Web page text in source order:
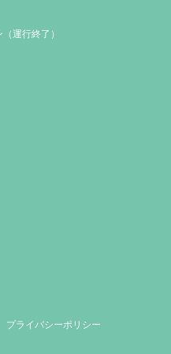
運行終了）
プライバシーポリシー